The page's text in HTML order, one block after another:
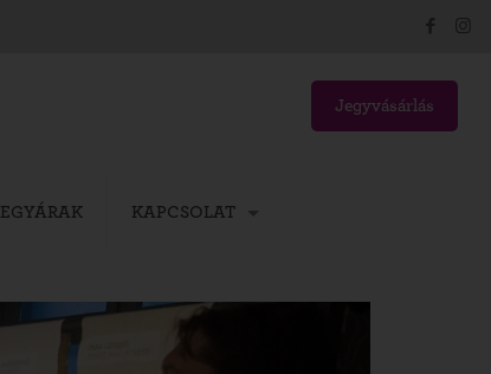
KAPCSOLAT
Jegyvásárlás